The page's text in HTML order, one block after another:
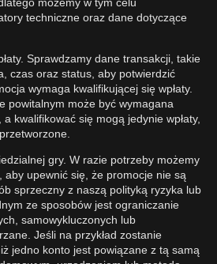
techniczne oraz dane dotyczące
Sprawdzamy dane transakcji, takie
czas oraz status, aby potwierdzić
wymaga kwalifikującej się wpłaty.
powitalnym może być wymagana
a kwalifikować się mogą jedynie wpłaty,
gry. W razie potrzeby możemy
aby upewnić się, że promocje nie są
sprzeczny z naszą polityką ryzyka lub
ze sposobów jest ograniczanie
samowykluczonych lub
Jeśli na przykład zostanie
jedno konto jest powiązane z tą samą